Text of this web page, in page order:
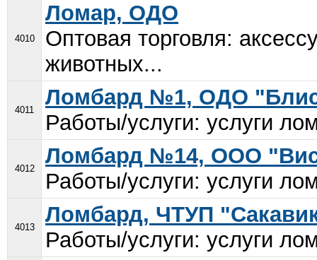
4010
Ломар, ОДО
Оптовая торговля:
животных...
4011
Ломбард №1, ОДО
Работы/услуги: услуги
4012
Ломбард №14, ООО
Работы/услуги: услуги
4013
Ломбард, ЧТУП
Работы/услуги: услуги